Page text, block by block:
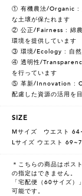
① 有機農法/Organic :
な土壌が保たれます
② 公正/Fairness : 綿農
環境を提供しています
③ 環境/Ecology : 自然
④ 透明性/
を行っています
⑤ 革新/Innovation :
配慮した資源の活用を
SIZE
Mサイズ ウエスト
Lサイズ ウエスト
＊こちらの商品はポス
の指定はできません。
「宅配便（60サイズ
可能です。